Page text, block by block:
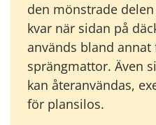
den mönstrade
kvar när sidan på
används bland
sprängmattor. Även
kan återanvändas,
för plansilos.